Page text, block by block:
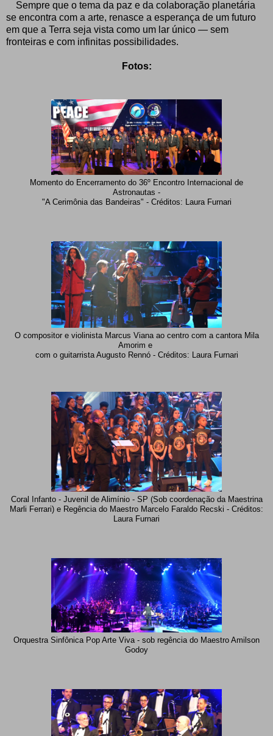
Sempre que o tema da paz e da colaboração planetária
se encontra com a arte, renasce a esperança de um futuro
em que a Terra seja vista como um lar único — sem
fronteiras e com infinitas possibilidades.
Fotos:
Momento do Encerramento do 36º Encontro Internacional de
Astronautas -
"A Cerimônia das Bandeiras" - Créditos: Laura Furnari
O compositor e violinista Marcus Viana ao centro com a cantora Mila
Amorim e
com o guitarrista Augusto Rennó - Créditos: Laura Furnari
Coral Infanto - Juvenil de Alimínio - SP (Sob coordenação da Maestrina
Marli Ferrari) e Regência do Maestro Marcelo Faraldo Recski - Créditos:
Laura Furnari
Orquestra Sinfônica Pop Arte Viva - sob regência do Maestro Amilson
Godoy